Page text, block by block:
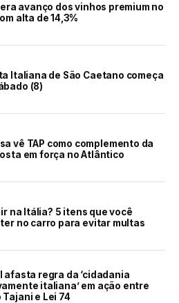
avanço dos vinhos premium no
alta de 14,3%
Italiana de São Caetano começa
(8)
vê TAP como complemento da
em força no Atlântico
na Itália? 5 itens que você
no carro para evitar multas
afasta regra da ‘cidadania
italiana’ em ação entre
e Lei 74